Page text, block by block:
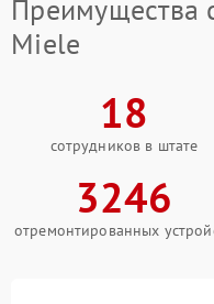
Преимущества
Miele
18
сотрудников в штате
3246
отремонтированных